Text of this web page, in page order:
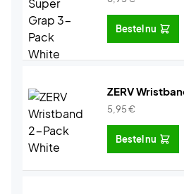
Bestel nu
ZERV
5,95€
Bestel nu